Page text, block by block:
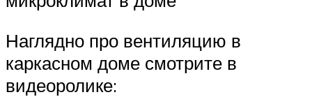
Наглядно про вентиляцию в
каркасном доме смотрите в
видеоролике: